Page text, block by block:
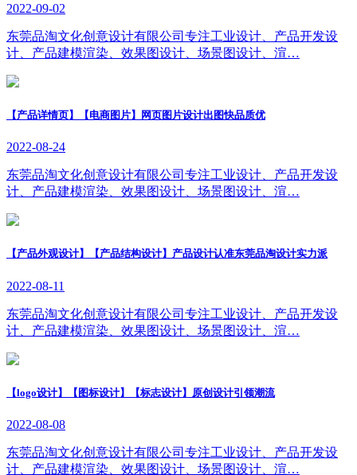
2022-09-02
东莞品淘文化创意设计有限公司专注工业设计、产品开发设
计、产品建模渲染、效果图设计、场景图设计、渲…
【产品详情页】【电商图片】网页图片设计出图快品质优
2022-08-24
东莞品淘文化创意设计有限公司专注工业设计、产品开发设
计、产品建模渲染、效果图设计、场景图设计、渲…
【产品外观设计】【产品结构设计】产品设计认准东莞品淘设计实力派
2022-08-11
东莞品淘文化创意设计有限公司专注工业设计、产品开发设
计、产品建模渲染、效果图设计、场景图设计、渲…
【logo设计】【图标设计】【标志设计】原创设计引领潮流
2022-08-08
东莞品淘文化创意设计有限公司专注工业设计、产品开发设
计、产品建模渲染、效果图设计、场景图设计、渲…